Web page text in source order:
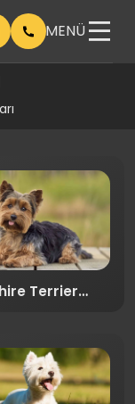
MENÜ
Terrier